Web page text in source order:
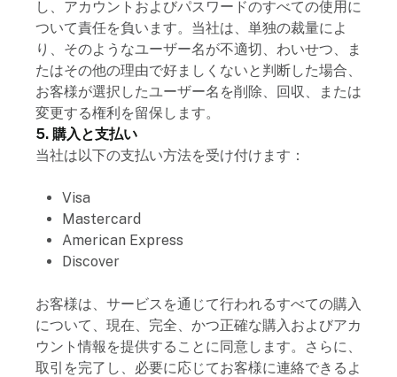
し、アカウントおよびパスワードのすべての使用に
ついて責任を負います。当社は、単独の裁量によ
り、そのようなユーザー名が不適切、わいせつ、ま
たはその他の理由で好ましくないと判断した場合、
お客様が選択したユーザー名を削除、回収、または
変更する権利を留保します。
5. 購入と支払い
当社は以下の支払い方法を受け付けます：
Visa
Mastercard
American Express
Discover
お客様は、サービスを通じて行われるすべての購入
について、現在、完全、かつ正確な購入およびアカ
ウント情報を提供することに同意します。さらに、
取引を完了し、必要に応じてお客様に連絡できるよ